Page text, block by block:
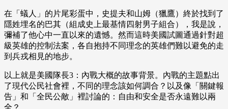
在「蟻人」的片尾彩蛋中，史提夫和山姆（獵鷹）終於找到了
隱姓埋名的巴其（組成史上最基情四射男子組合），我是說，
彌補了他心中一直以來的遺憾。然而這時美國試圖通過針對超
級英雄的控制法案，各自抱持不同理念的英雄們難以避免的走
到兵戎相見的地步。
以上就是美國隊長3：內戰大概的故事背景。內戰的主題點出
了現代公民社會裡，不同的理念該如何調合？以及像「關鍵報
告」和「全民公敵」裡討論的：自由和安全是否永遠難以兩